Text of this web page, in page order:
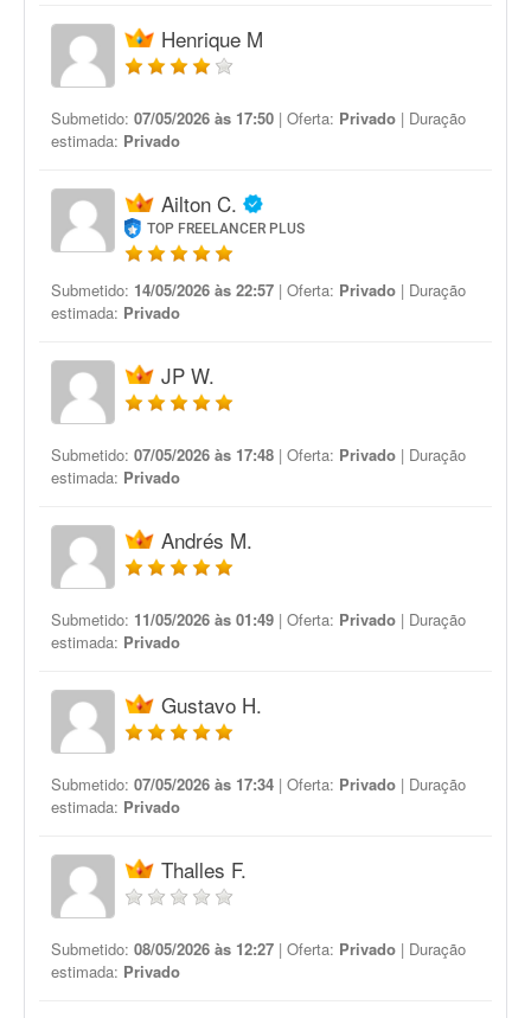
Henrique M
Submetido: 07/05/2026 às 17:50 | Oferta: Privado | Duração
estimada: Privado
Ailton C.
TOP FREELANCER PLUS
Submetido: 14/05/2026 às 22:57 | Oferta: Privado | Duração
estimada: Privado
JP W.
Submetido: 07/05/2026 às 17:48 | Oferta: Privado | Duração
estimada: Privado
Andrés M.
Submetido: 11/05/2026 às 01:49 | Oferta: Privado | Duração
estimada: Privado
Gustavo H.
Submetido: 07/05/2026 às 17:34 | Oferta: Privado | Duração
estimada: Privado
Thalles F.
Submetido: 08/05/2026 às 12:27 | Oferta: Privado | Duração
estimada: Privado